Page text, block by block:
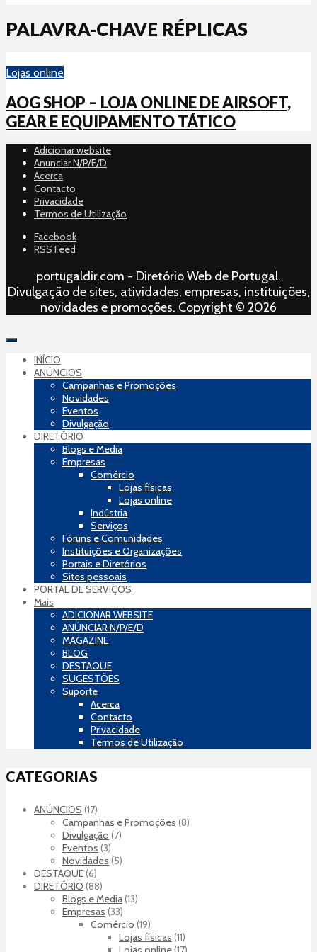
PALAVRA-CHAVE RÉPLICAS
Lojas online
AOG SHOP – LOJA ONLINE DE AIRSOFT,
GEAR E EQUIPAMENTO TÁTICO
Adicionar website
Anunciar N/P/E/D
Acerca
Contacto
Privacidade
Termos de Utilização
Facebook
RSS Feed
portugaldir.com - Diretório Web de Portugal.
Divulgação de sites, atividades, empresas, instituições,
novidades e promoções. Copyright © 2026
INÍCIO
ANÚNCIOS
Campanhas e Promoções
Novidades
Eventos
Divulgação
DIRETÓRIO
Blogs e Media
Empresas
Comércio
Lojas físicas
Lojas online
Indústria
Serviços
Fóruns e Comunidades
Instituições e Organizações
Portais e Diretórios
Sites pessoais
PORTAL DE SERVIÇOS
Mais
ADICIONAR WEBSITE
ANÚNCIAR N/P/E/D
MAGAZINE
BLOG
DESTAQUE
SUGESTÕES
Suporte
Acerca
Contacto
Privacidade
Termos de Utilização
CATEGORIAS
ANÚNCIOS (17)
Campanhas e Promoções (8)
Divulgação (7)
Eventos (3)
Novidades (5)
DESTAQUE(6)
DIRETÓRIO (88)
Blogs e Media(13)
Empresas (33)
Comércio (19)
Lojas físicas (11)